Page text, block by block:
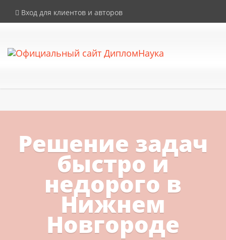
иные документы об образовании. Все услуги на сайте
Вход для клиентов и авторов
Решение задач
быстро и
недорого в
Нижнем
Новгороде